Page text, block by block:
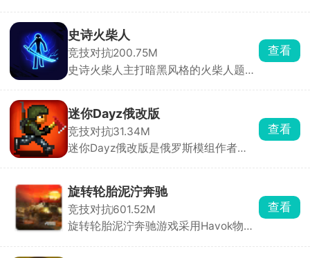
趣。
对战体验。在游戏中，玩家可自由选择
历代经典奥特曼参战，在城市废墟、荒
野、外星基地等经典战场中，与怪兽、
宇宙人展开激烈对决。
史诗火柴人
竞技对抗200.75M
史诗火柴人主打暗黑风格的火柴人题
斗。游戏主打离线挂机，即使你休息，
角色也会自动战斗、积累奖励，上线即
可领取，轻松变强。四大职业可选，各
具独特技能与定位，合理搭配能打出一
查看
迷你Dayz俄改版
竞技对抗31.34M
迷你Dayz俄改版是俄罗斯模组作者
风、上帝俯视视角和硬核末日求生内
核，在原版底子上大幅度扩容内容、修
正 BUG、新增玩法，弥补了官方原版
内容单薄、装备少、玩法单调的短板。
查看
旋转轮胎泥泞奔驰
竞技对抗601.52M
旋转轮胎泥泞奔驰游戏采用Havok物理
查看